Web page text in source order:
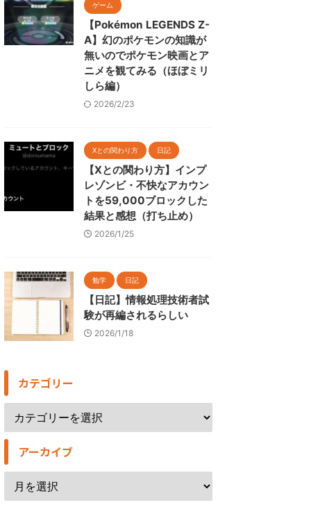
ゲーム
【Pokémon LEGENDS Z-
A】幻のポケモンの知識が
無いのでポケモン映画とア
ニメを観てみる（ほぼミリ
しら編）
2026/2/23
Xとの関わり方 日記
【Xとの関わり方】インプ
レゾンビ・不快なアカウン
トを59,000ブロックした
結果と感想（打ち止め）
2026/1/25
勉学 日記
【日記】情報処理技術者試
験が再編されるらしい
2026/1/18
カテゴリー
アーカイブ